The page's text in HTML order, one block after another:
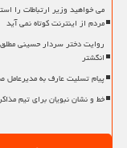
می خواهید وزیر ارتباطات را
مردم از اینترنت کوتاه نمی آید
روایت دختر سردار حسینی
انگشتر
پیام تسلیت عارف به
خط و نشان نبویان برای تیم